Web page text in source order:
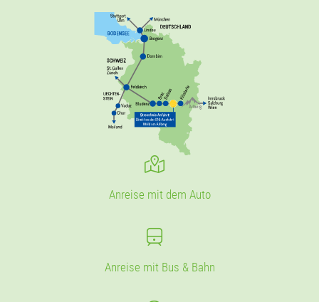
Anreise mit dem Auto
Anreise mit Bus & Bahn